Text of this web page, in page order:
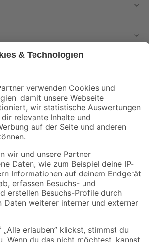
Angebote und Aktionen mehr verpassen!
Versandarten